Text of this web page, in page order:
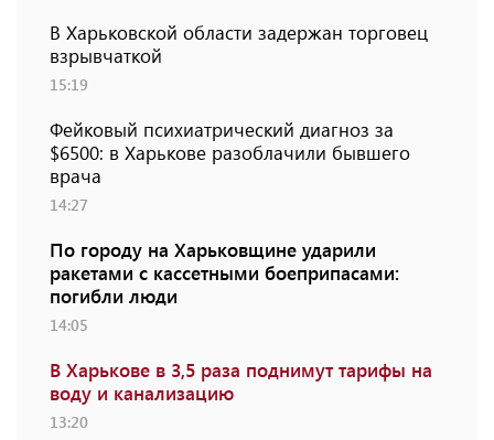
В Харьковской области задержан торговец
взрывчаткой
15:19
Фейковый психиатрический диагноз за
$6500: в Харькове разоблачили бывшего
врача
14:27
По городу на Харьковщине ударили
ракетами с кассетными боеприпасами:
погибли люди
14:05
В Харькове в 3,5 раза поднимут тарифы на
воду и канализацию
13:20